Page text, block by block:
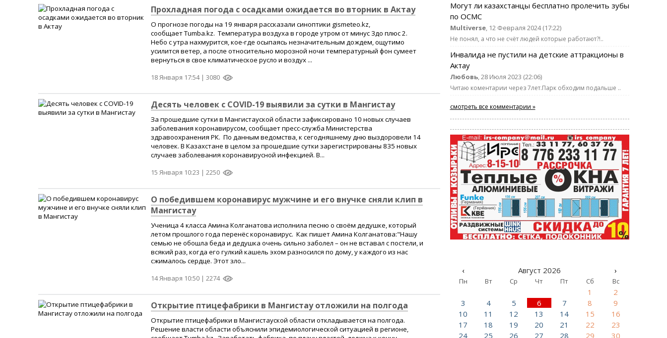
Прохладная погода с осадками ожидается во вторник в Актау
О прогнозе погоды на 19 января рассказали синоптики gismeteo.kz,
сообщает Tumba.kz. Температура воздуха в городе утром от минус 3до плюс 2.
Небо с утра нахмурится, кое-где осыпаясь незначительным дождем, ощутимо
усилится ветер, а после относительно морозной ночи температурный фон сумеет
вернуться в свое климатическое русло и воздух ...
18 Января 17:54 | 3080
Десять человек с COVID-19 выявили за сутки в Мангистау
За прошедшие сутки в Мангистауской области зафиксировано 10 новых случаев
заболевания коронавирусом, сообщает пресс-служба Министерства
здравоохранения РК. По данным ведомства, к сегодняшнему дню выздоровели 14
человек. В Казахстане в целом за прошедшие сутки зарегистрированы 835 новых
случаев заболевания коронавирусной инфекцией. В...
15 Января 10:23 | 2250
О победившем коронавирус мужчине и его внучке сняли клип в
Мангистау
Ученица 4 класса Амина Колганатова исполнила песню о своём дедушке, который
летом прошлого года перенёс коронавирус. Как пишет Амина Колганатова:"Нашу
семью не обошла беда и дедушка очень сильно заболел – он не вставал с постели, и
всякий раз, когда его гулкий кашель эхом разносился по дому, у каждого из нас
сжималось сердце. Этот зло...
14 Января 10:50 | 2274
Открытие птицефабрики в Мангистау отложили на полгода
Открытие птицефабрики в Мангистауской области откладывается на полгода.
Решение власти области объяснили эпидемиологической ситуацией в регионе,
Могут ли казахстанцы бесплатно пролечить зубы
по ОСМС
Multiverse, 12 Февраля 2024 (17:22)
Не понял, а что не счёт людей которые работают?!..
Инвалида не пустили на детские аттракционы в
Актау
Любовь, 28 Июля 2023 (22:06)
Читаю коментарии через 7лет.Парк обходим подальше ..
смотреть все комментарии »
‹ Август 2026 ›
Пн Вт Ср Чт Пт Сб Вс
1
2
3
4 5 6 7 8
9
10
11 12 13 14 15
16
17
18 19 20 21 22
23
24
25 26 27 28 29
30